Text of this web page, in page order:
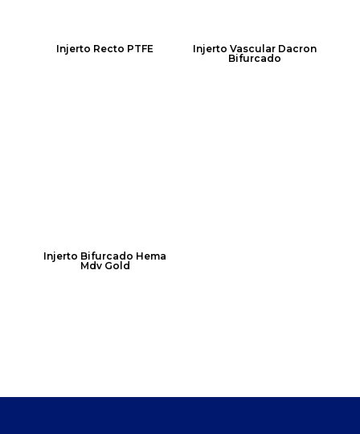
Injerto Recto PTFE
Injerto Vascular Dacron
Bifurcado
Injerto Bifurcado Hema
Mdv Gold